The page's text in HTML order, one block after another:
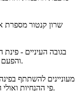
שרון קנטור מספרת
בגובה העיניים -
והפעם -שניאור, יובל, לביא, רותם, שחר ואלונה.
מעוניינים להשתתף
פי ההנחיות ואולי ההמלצה שלכם תתפרסם בתכנית הבאה.